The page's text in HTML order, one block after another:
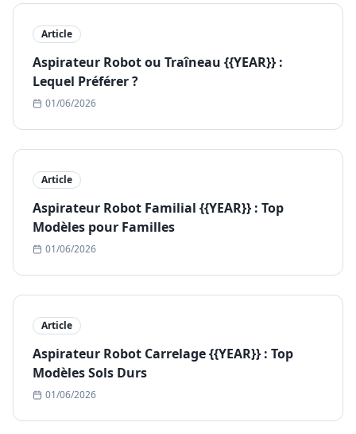
Article
Aspirateur Robot ou Traîneau {{YEAR}} :
Lequel Préférer ?
01/06/2026
Article
Aspirateur Robot Familial {{YEAR}} : Top
Modèles pour Familles
01/06/2026
Article
Aspirateur Robot Carrelage {{YEAR}} : Top
Modèles Sols Durs
01/06/2026